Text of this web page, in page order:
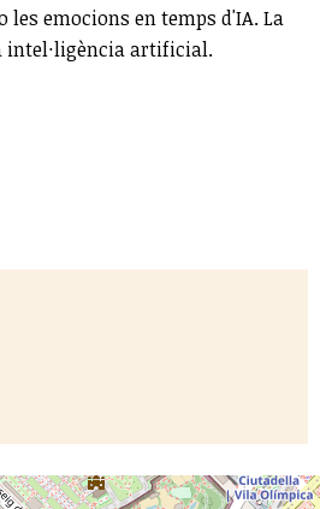
emocions en temps d'IA. La
intel·ligència artificial.